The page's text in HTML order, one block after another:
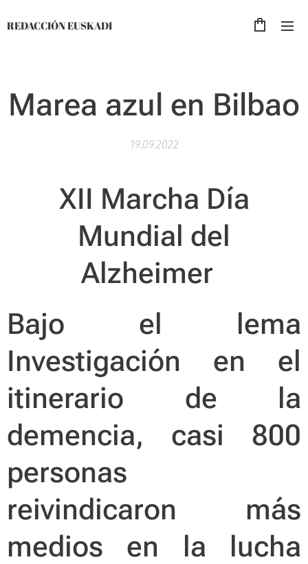
REDACCIÓN EUSKADI
Marea azul en Bilbao
19.09.2022
XII Marcha Día
Mundial del
Alzheimer
Bajo el lema
Investigación en el
itinerario de la
demencia, casi 800
personas
reivindicaron más
medios en la lucha